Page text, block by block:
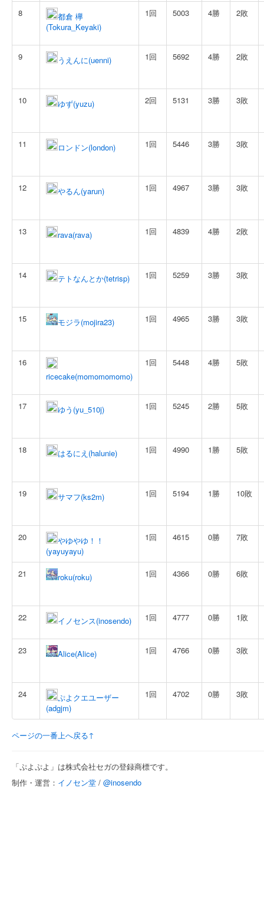
8
都倉 欅
(Tokura_Keyaki)
1回 5003 4勝 2敗
9 うえんに(uenni) 1回 5692 4勝 2敗
10 ゆず(yuzu) 2回 5131 3勝 3敗
11 ロンドン(london) 1回 5446 3勝 3敗
12 やるん(yarun) 1回 4967 3勝 3敗
13 rava(rava) 1回 4839 4勝 2敗
14 テトなんとか(tetrisp) 1回 5259 3勝 3敗
15 モジラ(mojira23) 1回 4965 3勝 3敗
16
ricecake(momomomomo)
1回 5448 4勝 5敗
17 ゆう(yu_510j) 1回 5245 2勝 5敗
18 はるにえ(halunie) 1回 4990 1勝 5敗
19 サマフ(ks2m) 1回 5194 1勝 10敗
20
やゆやゆ！！
(yayuyayu)
1回 4615 0勝 7敗
21 roku(roku) 1回 4366 0勝 6敗
22 イノセンス(inosendo) 1回 4777 0勝 1敗
23 Alice(Alice) 1回 4766 0勝 3敗
24
ぷよクエユーザー
(adgjm)
1回 4702 0勝 3敗
ページの一番上へ戻る↑
「ぷよぷよ」は株式会社セガの登録商標です。
制作・運営： イノセン堂 / @inosendo